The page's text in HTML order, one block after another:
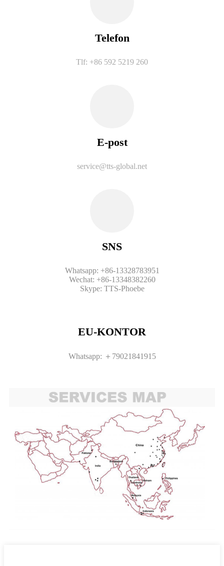
Telefon
Tlf: +86 592 5219 260
E-post
service@tts-global.net
SNS
Whatsapp: +86-13328783951
Wechat: +86-13348382260
Skype: TTS-Phoebe
EU-KONTOR
Whatsapp: ＋79021841915